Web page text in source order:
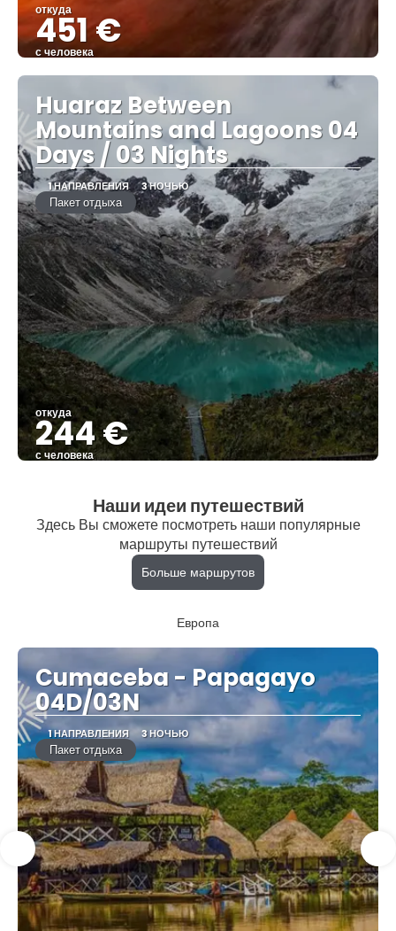
откуда
451 €
с человека
Видеть
Huaraz Between
Mountains and Lagoons 04
Days / 03 Nights
1 НАПРАВЛЕНИЯ 3 НОЧЬЮ
Пакет отдыха
откуда
244 €
с человека
Наши идеи путешествий
Здесь Вы сможете посмотреть наши популярные
маршруты путешествий
Больше маршрутов
Европа
Cumaceba - Papagayo
04D/03N
1 НАПРАВЛЕНИЯ 3 НОЧЬЮ
Пакет отдыха